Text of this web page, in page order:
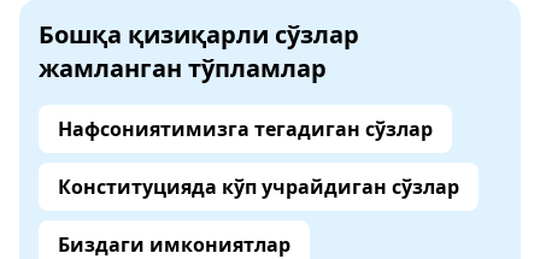
Бошқа қизиқарли сўзлар
жамланган тўпламлар
Нафсониятимизга тегадиган сўзлар
Конституцияда кўп учрайдиган сўзлар
Биздаги имкониятлар